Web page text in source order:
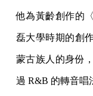
他為黃齡創作的
磊大學時期的創
蒙古族人的身份
過 R&B 的轉音唱